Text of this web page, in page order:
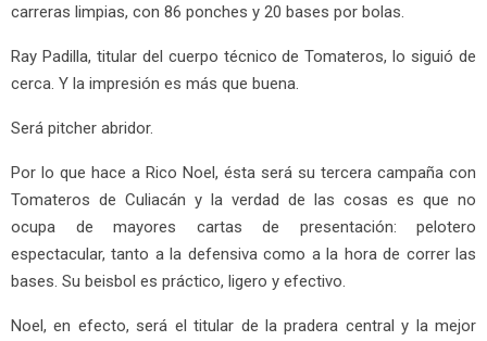
carreras limpias, con 86 ponches y 20 bases por bolas.
Ray Padilla, titular del cuerpo técnico de Tomateros, lo siguió de
cerca. Y la impresión es más que buena.
Será pitcher abridor.
Por lo que hace a Rico Noel, ésta será su tercera campaña con
Tomateros de Culiacán y la verdad de las cosas es que no
ocupa de mayores cartas de presentación: pelotero
espectacular, tanto a la defensiva como a la hora de correr las
bases. Su beisbol es práctico, ligero y efectivo.
Noel, en efecto, será el titular de la pradera central y la mejor